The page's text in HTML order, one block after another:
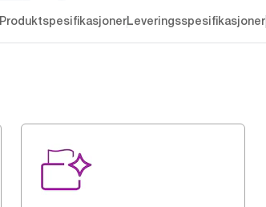
ProduktspesifikasjonerLeveringsspesifikasjoner